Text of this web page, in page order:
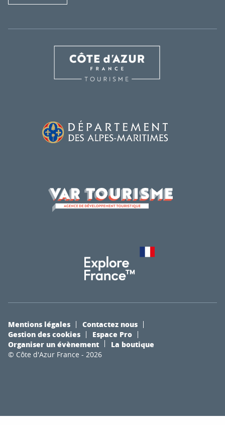
© Côte d'Azur France - 2026
Mentions légales
Contactez nous
Gestion des cookies
Espace Pro
Organiser un évènement
La boutique